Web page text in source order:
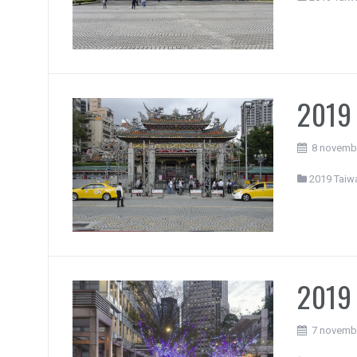
8
2019
7